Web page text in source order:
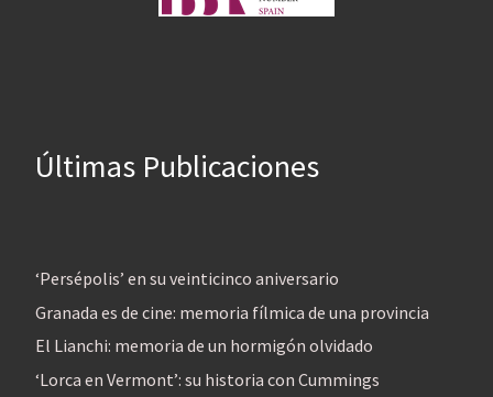
Últimas Publicaciones
‘Persépolis’ en su veinticinco aniversario
Granada es de cine: memoria fílmica de una provincia
El Lianchi: memoria de un hormigón olvidado
‘Lorca en Vermont’: su historia con Cummings